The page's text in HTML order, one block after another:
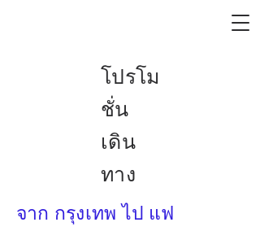
โปรโม
ชั่น
เดิน
ทาง
จาก กรุงเทพ ไป แฟ